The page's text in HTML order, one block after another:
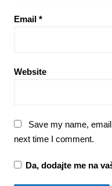
Email *
Website
Save my name,
next time I comment.
Da, dodajte me na